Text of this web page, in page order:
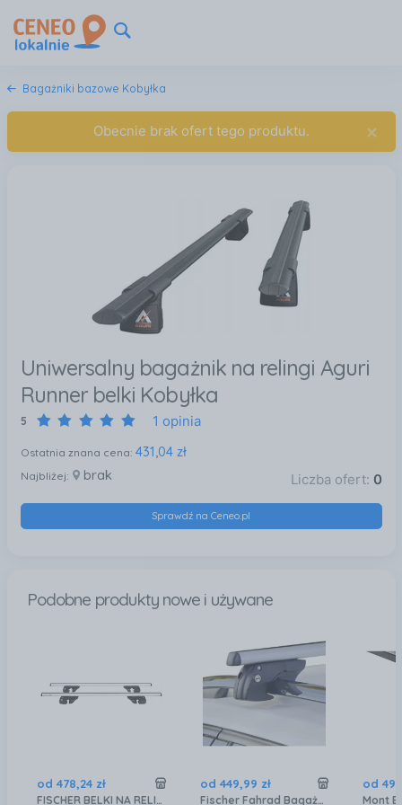
Bagażniki bazowe Kobyłka
Obecnie brak ofert tego produktu. ×
Uniwersalny bagażnik na relingi Aguri
Runner belki Kobyłka
5 1 opinia
Ostatnia znana cena: 431,04 zł
Najbliżej: brak Liczba ofert: 0
Sprawdź na Ceneo.pl
Podobne produkty nowe i używane
od478,24 zł
FISCHER BELKI NA RELINGI BAGAŻNIK DACHOWY 120CM
od 449,99 zł
Fischer Fahrad Bagażnik Bazowy Topline L 1 20M 126004 D X S W 119 14.5 7.5Cm Toplinel120M
od 499